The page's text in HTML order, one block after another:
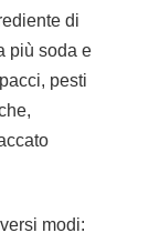
di
più soda e
pesti
modi: